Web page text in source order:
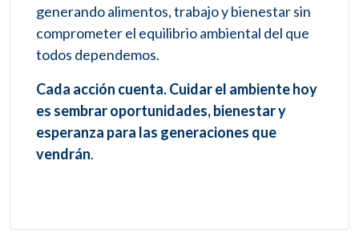
generando alimentos, trabajo y bienestar sin
comprometer el equilibrio ambiental del que
todos dependemos.
Cada acción cuenta. Cuidar el ambiente hoy
es sembrar oportunidades, bienestar y
esperanza para las generaciones que
vendrán.